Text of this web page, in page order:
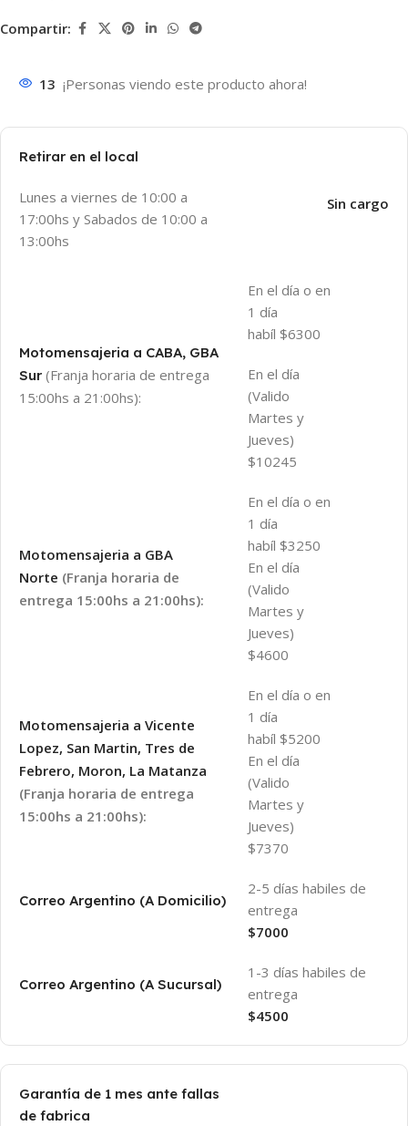
Compartir:
13 ¡Personas viendo este producto ahora!
Retirar en el local
Lunes a viernes de 10:00 a
17:00hs y Sabados de 10:00 a
13:00hs
Sin cargo
Motomensajeria a CABA, GBA
Sur (Franja horaria de entrega
15:00hs a 21:00hs):
En el día o en
1 día
habíl $6300
En el día
(Valido
Martes y
Jueves)
$10245
Motomensajeria a GBA
Norte (Franja horaria de
entrega 15:00hs a 21:00hs):
En el día o en
1 día
habíl $3250
En el día
(Valido
Martes y
Jueves)
$4600
Motomensajeria a Vicente
Lopez, San Martin, Tres de
Febrero, Moron, La Matanza
(Franja horaria de entrega
15:00hs a 21:00hs):
En el día o en
1 día
habíl $5200
En el día
(Valido
Martes y
Jueves)
$7370
Correo Argentino (A Domicilio)
2-5 días habiles de
entrega
$7000
Correo Argentino (A Sucursal)
1-3 días habiles de
entrega
$4500
Garantía de 1 mes ante fallas
de fabrica